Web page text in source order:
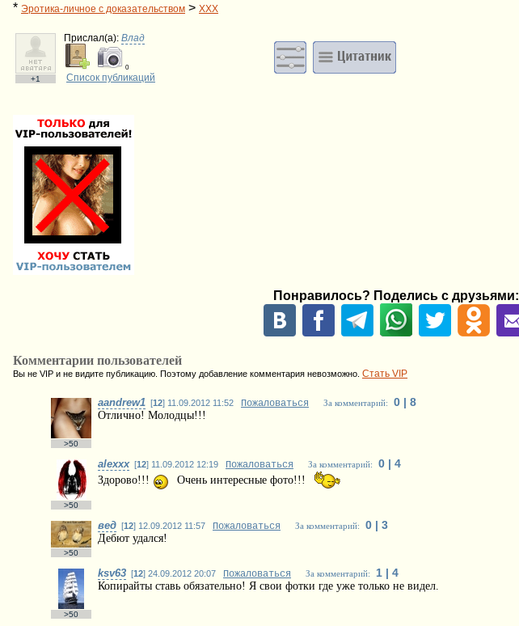
* Эротика-личное с доказательством > ХХХ
+1
Прислал(a): Влад
0
Список публикаций
Понравилось? Поделись с друзьями:
Комментарии пользователей
Вы не VIP и не видите публикацию. Поэтому добавление комментария невозможно. Стать VIP
>50
aandrew1 [12] 11.09.2012 11:52 Пожаловаться За комментарий: 0 | 8
Отлично! Молодцы!!!
>50
alexxx[12] 11.09.2012 12:19 Пожаловаться За комментарий: 0 | 4
Здорово!!! Очень интересные фото!!!
>50
вед [12] 12.09.2012 11:57 Пожаловаться За комментарий: 0 | 3
Дебют удался!
>50
ksv63 [12] 24.09.2012 20:07 Пожаловаться За комментарий: 1 | 4
Копирайты ставь обязательно! Я свои фотки где уже только не видел.